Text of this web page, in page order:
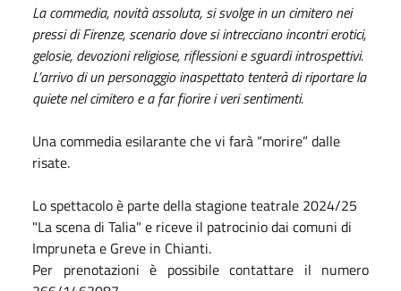
La commedia, novità assoluta, si svolge in un cimitero nei
pressi di Firenze, scenario dove si intrecciano incontri erotici,
gelosie, devozioni religiose, riflessioni e sguardi introspettivi.
L’arrivo di un personaggio inaspettato tenterà di riportare la
quiete nel cimitero e a far fiorire i veri sentimenti.
Una commedia esilarante che vi farà “morire” dalle
risate.
Lo spettacolo è parte della stagione teatrale 2024/25
"La scena di Talia" e riceve il patrocinio dai comuni di
Impruneta e Greve in Chianti.
Per prenotazioni è possibile contattare il numero